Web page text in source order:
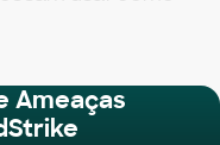
Ameaças